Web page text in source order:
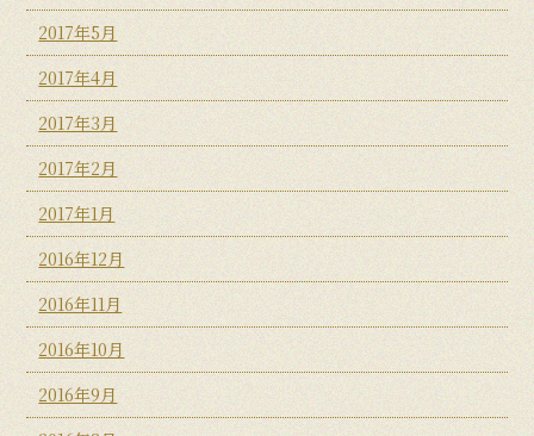
2017年5月
2017年4月
2017年3月
2017年2月
2017年1月
2016年12月
2016年11月
2016年10月
2016年9月